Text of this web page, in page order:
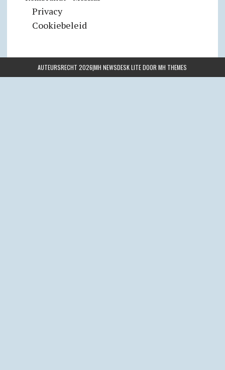
Privacy
Cookiebeleid
AUTEURSRECHT 2026|MH NEWSDESK LITE DOORMH THEMES